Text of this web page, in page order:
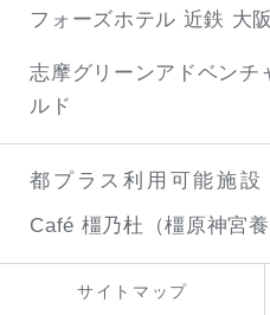
フォーズホテル 近鉄 大
志摩グリーンアドベンチ
ルド
都プラス利用可能施設
Café 橿乃杜（橿原神宮養
サイトマップ